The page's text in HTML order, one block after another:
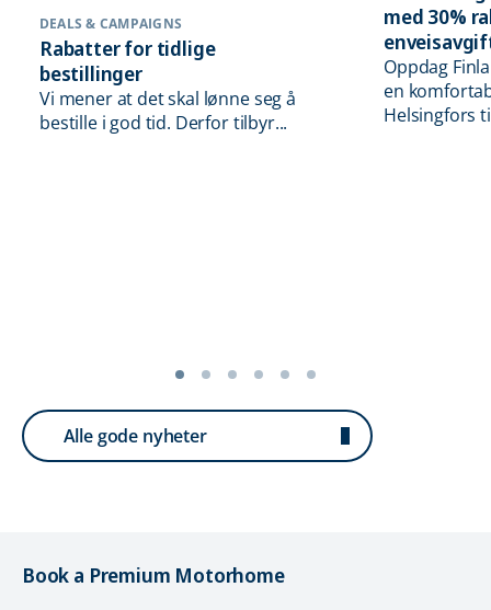
DEALS & CAMPAIGNS
Rabatter for tidlige
bestillinger
Vi mener at det skal lønne seg å
bestille i god tid. Derfor tilbyr...
med 30%
Oppdag
en
Helsingfors
Alle gode nyheter
Book a Premium Motorhome